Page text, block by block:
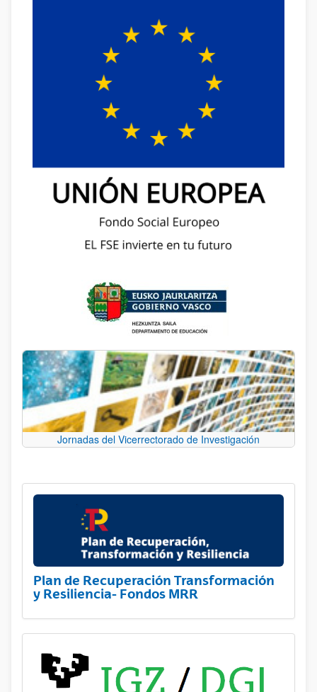
Jornadas del Vicerrectorado de Investigación
Plan de Recuperación Transformación
y Resiliencia- Fondos MRR